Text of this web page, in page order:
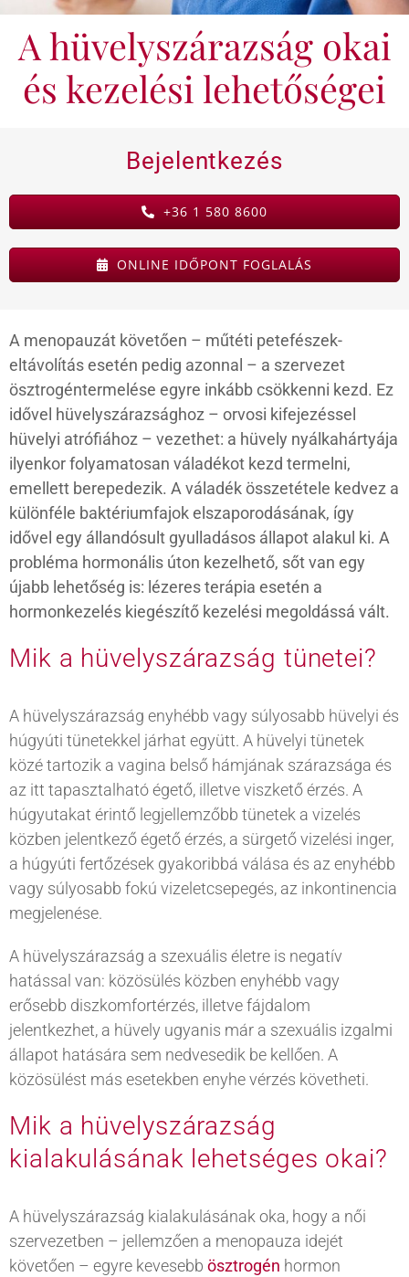
KAPCSOLAT
BLOG
A hüvelyszárazság okai
és kezelési lehetőségei
Bejelentkezés
+36 1 580 8600
ONLINE IDŐPONT FOGLALÁS
A menopauzát követően – műtéti petefészek-
eltávolítás esetén pedig azonnal – a szervezet
ösztrogéntermelése egyre inkább csökkenni kezd. Ez
idővel hüvelyszárazsághoz – orvosi kifejezéssel
hüvelyi atrófiához – vezethet: a hüvely nyálkahártyája
ilyenkor folyamatosan váladékot kezd termelni,
emellett berepedezik. A váladék összetétele kedvez a
különféle baktériumfajok elszaporodásának, így
idővel egy állandósult gyulladásos állapot alakul ki. A
probléma hormonális úton kezelhető, sőt van egy
újabb lehetőség is: lézeres terápia esetén a
hormonkezelés kiegészítő kezelési megoldássá vált.
Mik a hüvelyszárazság tünetei?
A hüvelyszárazság enyhébb vagy súlyosabb hüvelyi és
húgyúti tünetekkel járhat együtt. A hüvelyi tünetek
közé tartozik a vagina belső hámjának szárazsága és
az itt tapasztalható égető, illetve viszkető érzés. A
húgyutakat érintő legjellemzőbb tünetek a vizelés
közben jelentkező égető érzés, a sürgető vizelési inger,
a húgyúti fertőzések gyakoribbá válása és az enyhébb
vagy súlyosabb fokú vizeletcsepegés, az inkontinencia
megjelenése.
A hüvelyszárazság a szexuális életre is negatív
hatással van: közösülés közben enyhébb vagy
erősebb diszkomfortérzés, illetve fájdalom
jelentkezhet, a hüvely ugyanis már a szexuális izgalmi
állapot hatására sem nedvesedik be kellően. A
közösülést más esetekben enyhe vérzés követheti.
Mik a hüvelyszárazság
kialakulásának lehetséges okai?
A hüvelyszárazság kialakulásának oka, hogy a női
szervezetben – jellemzően a menopauza idejét
követően – egyre kevesebb ösztrogén hormon